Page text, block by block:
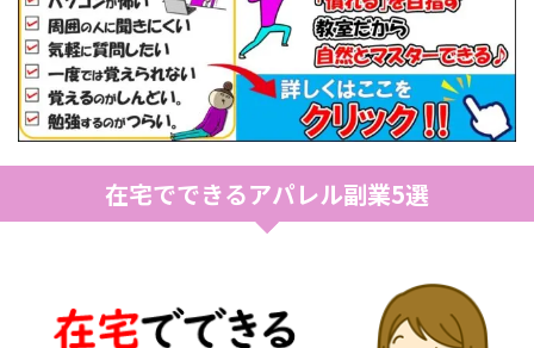
在宅でできるアパレル副業5選